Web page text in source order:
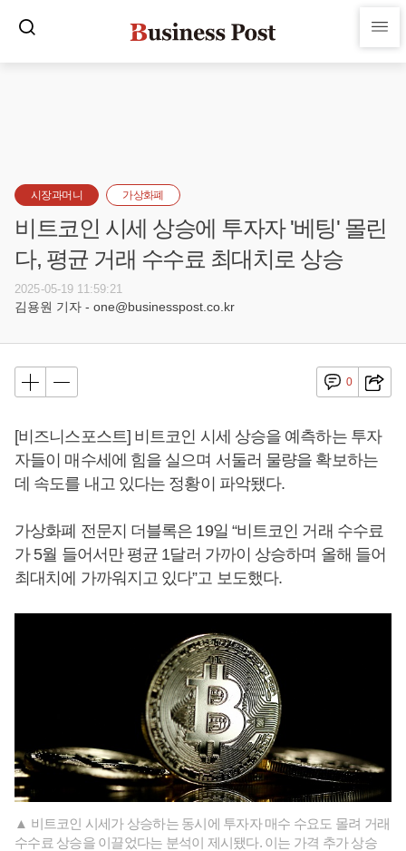
시장과머니 가상화폐
비트코인 시세 상승에 투자자 '베팅' 몰린
다, 평균 거래 수수료 최대치로 상승
2025-05-19 11:59:21
김용원 기자 - one@businesspost.co.kr
0
[비즈니스포스트] 비트코인 시세 상승을 예측하는 투자
자들이 매수세에 힘을 실으며 서둘러 물량을 확보하는
데 속도를 내고 있다는 정황이 파악됐다.
가상화폐 전문지 더블록은 19일 “비트코인 거래 수수료
가 5월 들어서만 평균 1달러 가까이 상승하며 올해 들어
최대치에 가까워지고 있다”고 보도했다.
▲ 비트코인 시세가 상승하는 동시에 투자자 매수 수요도 몰려 거래
수수료 상승을 이끌었다는 분석이 제시됐다. 이는 가격 추가 상승